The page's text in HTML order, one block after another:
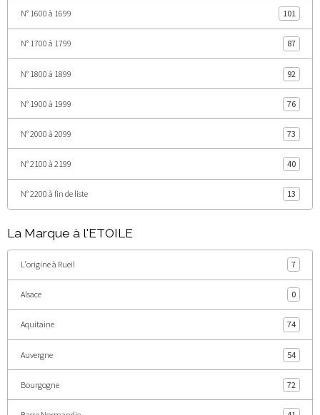
N° 1600 à 1699 101
N° 1700 à 1799 87
N° 1800 à 1899 92
N° 1900 à 1999 76
N° 2000 à 2099 73
N° 2100 à 2199 40
N° 2200 à fin de liste 13
La Marque à l'ETOILE
L'origine à Rueil 7
Alsace 0
Aquitaine 74
Auvergne 54
Bourgogne 72